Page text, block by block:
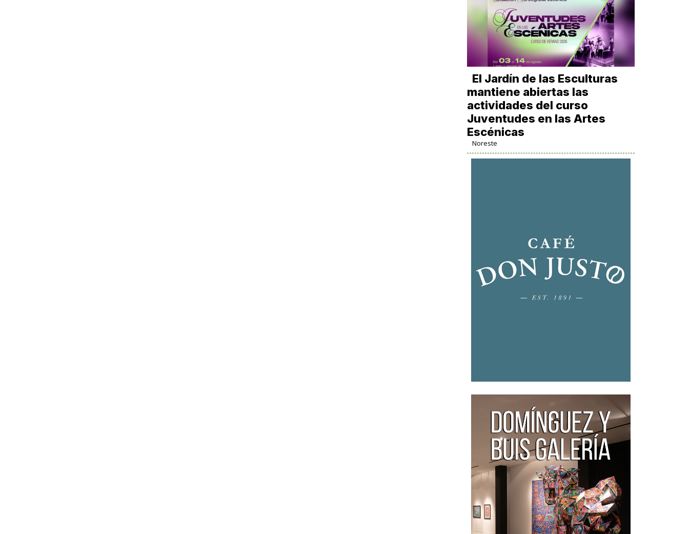
El Jardín de las Esculturas
mantiene abiertas las
actividades del curso
Juventudes en las Artes
Escénicas
Noreste